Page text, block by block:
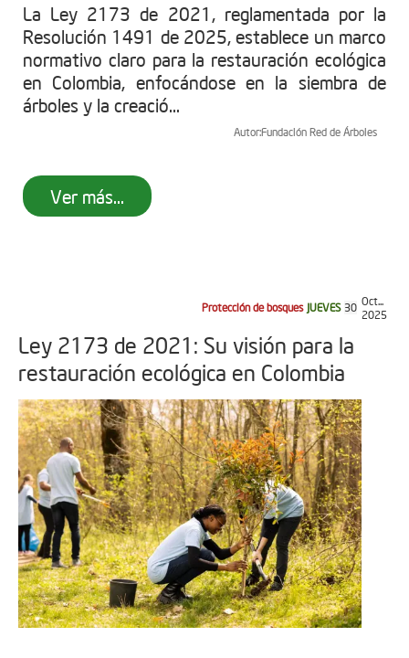
La Ley 2173 de 2021, reglamentada por la
Resolución 1491 de 2025, establece un marco
normativo claro para la restauración ecológica
en Colombia, enfocándose en la siembra de
árboles y la creació...
Autor:Fundación Red de Árboles
Ver más...
Protección de bosques JUEVES 30 Oct...
2025
Ley 2173 de 2021: Su visión para la
restauración ecológica en Colombia